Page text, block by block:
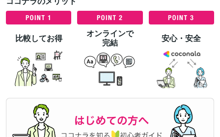
比較してお得
オンラインで
完結
安心・安全